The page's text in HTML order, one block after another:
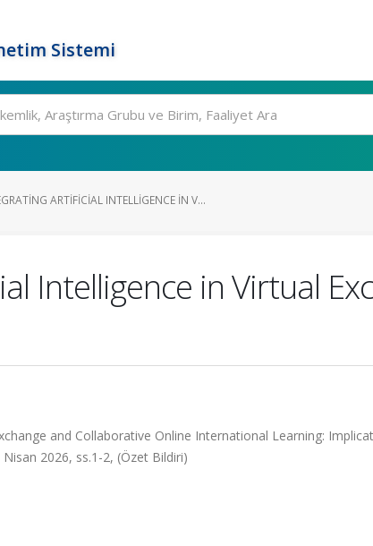
Sistemi
ARTIFICIAL INTELLIGENCE IN V...
Intelligence in Virtual
and Collaborative Online International Learning:
2026, ss.1-2, (Özet Bildiri)